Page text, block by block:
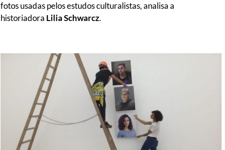
fotos usadas pelos estudos culturalistas, analisa a
historiadora Lilia Schwarcz.